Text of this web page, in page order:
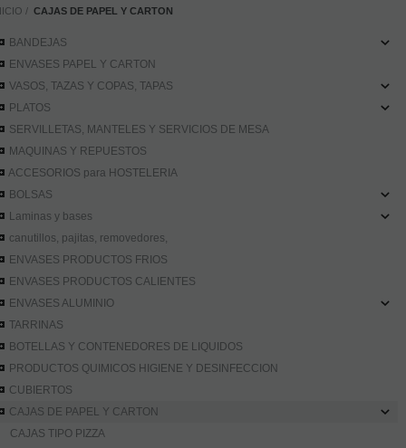
CAJAS DE PAPEL Y CARTON
BANDEJAS
ENVASES PAPEL Y CARTON
VASOS, TAZAS Y COPAS, TAPAS
PLATOS
SERVILLETAS, MANTELES Y SERVICIOS DE MESA
MAQUINAS Y REPUESTOS
ACCESORIOS para HOSTELERIA
BOLSAS
Laminas y bases
canutillos, pajitas, removedores,
ENVASES PRODUCTOS FRIOS
ENVASES PRODUCTOS CALIENTES
ENVASES ALUMINIO
TARRINAS
BOTELLAS Y CONTENEDORES DE LIQUIDOS
PRODUCTOS QUIMICOS HIGIENE Y DESINFECCION
CUBIERTOS
CAJAS DE PAPEL Y CARTON
CAJAS TIPO PIZZA